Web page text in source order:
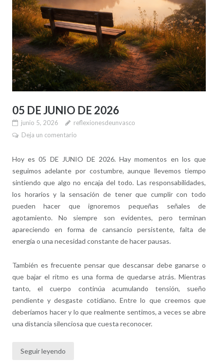
05 DE JUNIO DE 2026
junio 5, 2026
reflexionesdeunvasco
Deja un comentario
Hoy es 05 DE JUNIO DE 2026. Hay momentos en los que
seguimos adelante por costumbre, aunque llevemos tiempo
sintiendo que algo no encaja del todo. Las responsabilidades,
los horarios y la sensación de tener que cumplir con todo
pueden hacer que ignoremos pequeñas señales de
agotamiento. No siempre son evidentes, pero terminan
apareciendo en forma de cansancio persistente, falta de
energía o una necesidad constante de hacer pausas.
También es frecuente pensar que descansar debe ganarse o
que bajar el ritmo es una forma de quedarse atrás. Mientras
tanto, el cuerpo continúa acumulando tensión, sueño
pendiente y desgaste cotidiano. Entre lo que creemos que
deberíamos hacer y lo que realmente sentimos, a veces se abre
una distancia silenciosa que cuesta reconocer.
Seguir leyendo